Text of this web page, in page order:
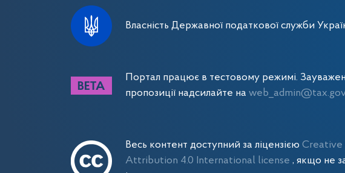
Власність Державної податкової служби
Портал працює в тестовому режимі.
пропозиції надсилайте на
Весь контент доступний за ліцензією Creative
Attribution 4.0 International license , якщо не